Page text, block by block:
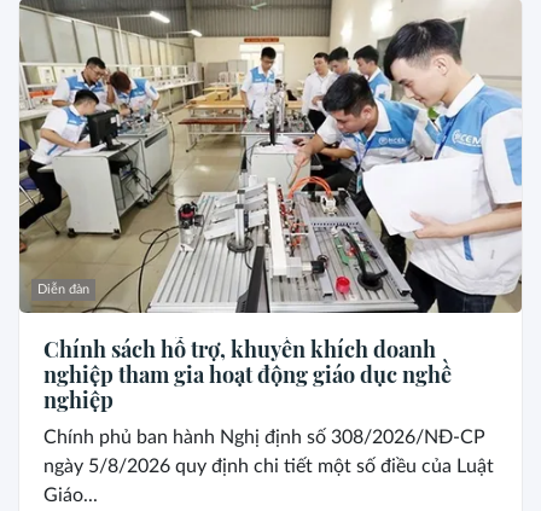
Diễn đàn
Chính sách hỗ trợ, khuyến khích doanh
nghiệp tham gia hoạt động giáo dục nghề
nghiệp
Chính phủ ban hành Nghị định số 308/2026/NĐ-CP
ngày 5/8/2026 quy định chi tiết một số điều của Luật
Giáo...